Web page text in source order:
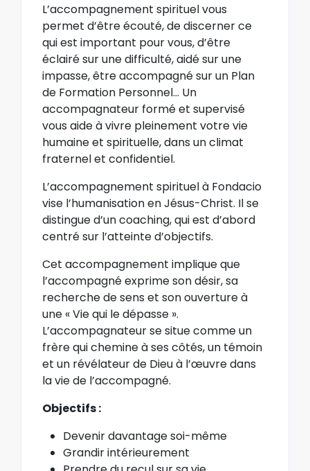
L’accompagnement spirituel vous
permet d’être écouté, de discerner ce
qui est important pour vous, d’être
éclairé sur une difficulté, aidé sur une
impasse, être accompagné sur un Plan
de Formation Personnel… Un
accompagnateur formé et supervisé
vous aide à vivre pleinement votre vie
humaine et spirituelle, dans un climat
fraternel et confidentiel.
L’accompagnement spirituel à Fondacio
vise l’humanisation en Jésus-Christ. Il se
distingue d’un coaching, qui est d’abord
centré sur l’atteinte d’objectifs.
Cet accompagnement implique que
l’accompagné exprime son désir, sa
recherche de sens et son ouverture à
une « Vie qui le dépasse ».
L’accompagnateur se situe comme un
frère qui chemine à ses côtés, un témoin
et un révélateur de Dieu à l’œuvre dans
la vie de l’accompagné.
Objectifs :
Devenir davantage soi-même
Grandir intérieurement